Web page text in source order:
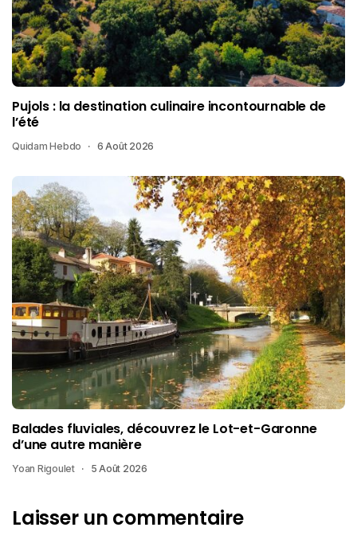
Pujols : la destination culinaire incontournable de
l’été
Quidam Hebdo 6 Août 2026
Balades fluviales, découvrez le Lot-et-Garonne
d’une autre manière
Yoan Rigoulet 5 Août 2026
Laisser un commentaire